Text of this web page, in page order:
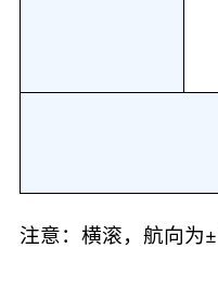
注意：横滚，航向为±